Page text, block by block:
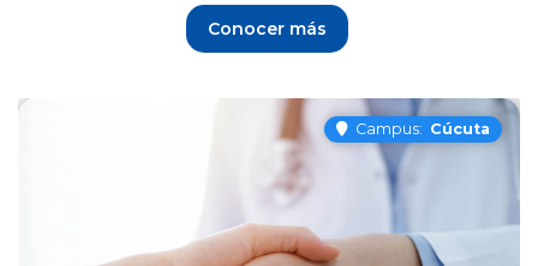
Conocer más
Campus: Cúcuta